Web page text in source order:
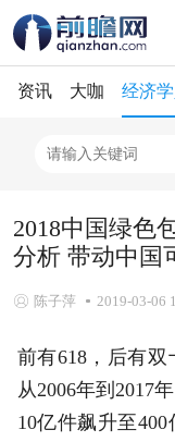
资讯 大咖 经济学
2018中国绿色
分析 带动中国
陈子萍 2019-03-06
前有618，后有双
从2006年到2017
10亿件飙升至